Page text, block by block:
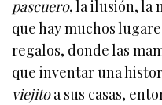
pascuero, la ilusión, la
que hay muchos
regalos, donde las
que inventar una
viejitoa sus casas,